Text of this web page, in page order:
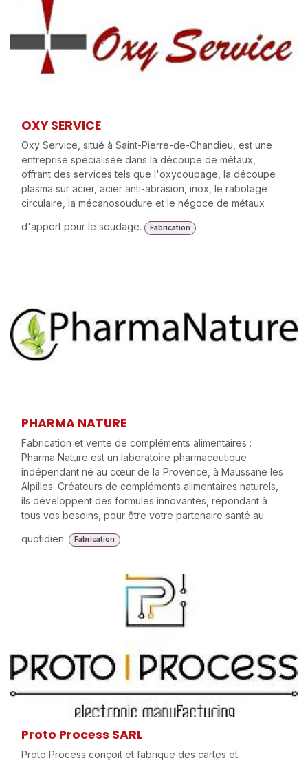
OXY SERVICE
Oxy Service, situé à Saint-Pierre-de-Chandieu, est une
entreprise spécialisée dans la découpe de métaux,
offrant des services tels que l'oxycoupage, la découpe
plasma sur acier, acier anti-abrasion, inox, le rabotage
circulaire, la mécanosoudure et le négoce de métaux
d'apport pour le soudage.
Fabrication
PHARMA NATURE
Fabrication et vente de compléments alimentaires :
Pharma Nature est un laboratoire pharmaceutique
indépendant né au cœur de la Provence, à Maussane les
Alpilles. Créateurs de compléments alimentaires naturels,
ils développent des formules innovantes, répondant à
tous vos besoins, pour être votre partenaire santé au
quotidien.
Fabrication
Proto Process SARL
Proto Process conçoit et fabrique des cartes et